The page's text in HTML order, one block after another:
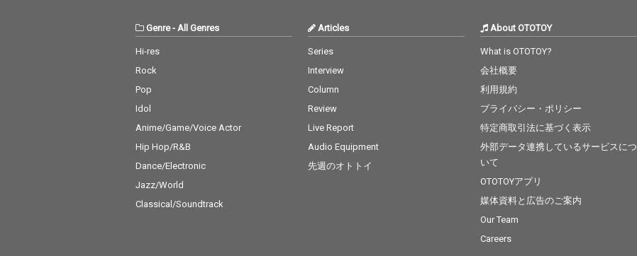
Genre- All Genres
Hi-res
Rock
Pop
Idol
Anime/Game/Voice Actor
Hip Hop/R&B
Dance/Electronic
Jazz/World
Classical/Soundtrack
Articles
Series
Interview
Column
Review
Live Report
Audio Equipment
先週のオトトイ
About OTOTOY
What is OTOTOY?
会社概要
利用規約
プライバシー・ポリシー
特定商取引法に基づく表示
外部データ連携しているサービスにつ
いて
OTOTOYアプリ
媒体資料と広告のご案内
Our Team
Careers